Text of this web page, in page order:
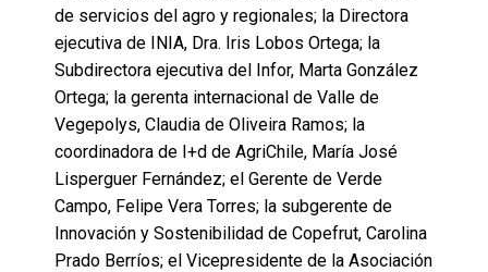
de servicios del agro y regionales; la Directora
ejecutiva de INIA, Dra. Iris Lobos Ortega; la
Subdirectora ejecutiva del Infor, Marta González
Ortega; la gerenta internacional de Valle de
Vegepolys, Claudia de Oliveira Ramos; la
coordinadora de I+d de AgriChile, María José
Lisperguer Fernández; el Gerente de Verde
Campo, Felipe Vera Torres; la subgerente de
Innovación y Sostenibilidad de Copefrut, Carolina
Prado Berríos; el Vicepresidente de la Asociación